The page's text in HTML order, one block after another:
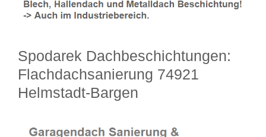
Spodarek Dachbeschichtungen:
Flachdachsanierung 74921
Helmstadt-Bargen